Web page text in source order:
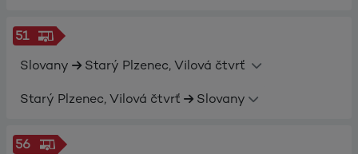
51
Slovany
Starý Plzenec, Vilová čtvrť
Starý Plzenec, Vilová čtvrť
Slovany
56